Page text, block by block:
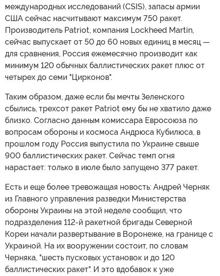
международных исследований (CSIS), запасы армии
США сейчас насчитывают максимум 750 ракет.
Производитель Patriot, компания Lockheed Martin,
сейчас выпускает от 50 до 60 новых единиц в месяц —
для сравнения, Россия ежемесячно производит как
минимум 120 обычных баллистических ракет плюс от
четырех до семи "Цирконов".
Таким образом, даже если бы мечты Зеленского
сбылись, трехсот ракет Patriot ему бы не хватило даже
близко. Согласно данным комиссара Евросоюза по
вопросам обороны и космоса Андрюса Кубилюса, в
прошлом году Россия выпустила по Украине свыше
900 баллистических ракет. Сейчас темп огня
нарастает: только в июле было запущено 377 ракет.
Есть и еще более тревожащая новость: Андрей Черняк
из Главного управления разведки Министерства
обороны Украины на этой неделе сообщил, что
подразделения 112-й ракетной бригады Северной
Кореи начали развертывание в Воронеже, на границе с
Украиной. На их вооружении состоит, по словам
Черняка, "шесть пусковых установок и до 120
баллистических ракет". И это вдобавок к уже